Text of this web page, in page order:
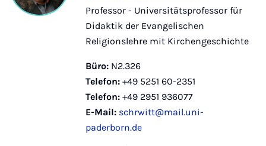
Professor - Universitätsprofessor für
Didaktik der Evangelischen
Religionslehre mit Kirchengeschichte
Büro: N2.326
Telefon: +49 5251 60-2351
Telefon: +49 2951 936077
E-Mail: schrwitt@mail.uni-
paderborn.de